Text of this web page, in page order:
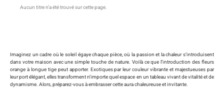
Aucun titre n’a été trouvé sur cette page.
Imaginez un cadre où le soleil égaye chaque pièce, où la passion et la chaleur s’introduisent
dans votre maison avec une simple touche de nature. Voilà ce que l’introduction des fleurs
orange à longue tige peut apporter. Exotiques par leur couleur vibrante et majestueuses par
leur port élégant, elles transforment n’importe quel espace en un tableau vivant de vitalité et de
dynamisme. Alors, préparez-vous à embrasser cette aura chaleureuse et invitante.